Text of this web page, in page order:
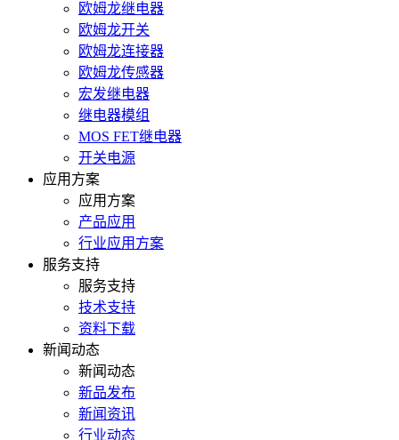
欧姆龙继电器
欧姆龙开关
欧姆龙连接器
欧姆龙传感器
宏发继电器
继电器模组
MOS FET继电器
开关电源
应用方案
应用方案
产品应用
行业应用方案
服务支持
服务支持
技术支持
资料下载
新闻动态
新闻动态
新品发布
新闻资讯
行业动态